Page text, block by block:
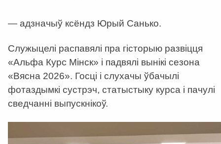
— адзначыў ксёндз Юрый Санько.
Служыцелі распавялі пра гісторыю развіцця
«Альфа Курс Мінск» і падвялі вынікі сезона
«Вясна 2026». Госці і слухачы ўбачылі
фотаздымкі сустрэч, статыстыку курса і пачулі
сведчанні выпускнікоў.